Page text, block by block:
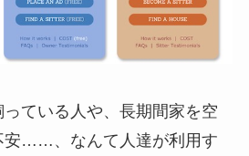
ている人や、長期間家を空
安……、なんて人達が利用す